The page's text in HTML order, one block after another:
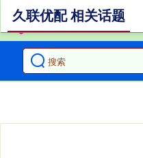
久联优配 相关话题